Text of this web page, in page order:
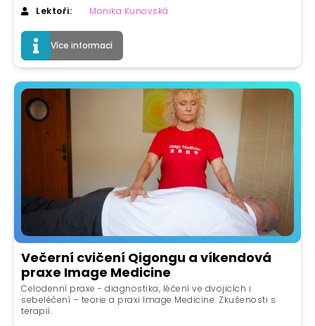
Lektoři:
Monika Kunovská
Více informací
Večerní cvičení Qigongu a víkendová
praxe Image Medicine
Celodenní praxe - diagnostika, léčení ve dvojicích i
sebeléčení – teorie a praxi Image Medicine. Zkušenosti s
terapií.